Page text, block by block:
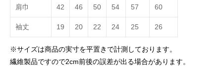
肩巾 42 46 50 54 57 60
袖丈 19 20 22 24 25 26
※サイズは商品の実寸を平置きで計測しております。
繊維製品ですので2cm前後の誤差が出る場合があります。